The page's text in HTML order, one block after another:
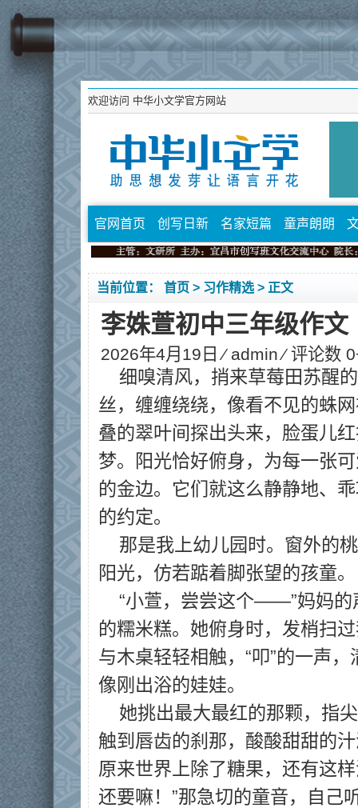
欢迎访问 中华小文学官方网站
官网首页 创写日新 名家短篇 童声朗朗
当前位置： 首页 > 习作精选 > 正文
李姝萱初中三年级作文
2026年4月19日 ⁄ admin⁄ 评论数
细嗅清风，捎来草莓田苏醒
丝，缠缠绕绕，像看不见的蛛
叠的翠叶间探出头来，脸蛋儿
梦。阳光恰好俯身，为每一张
的金边。它们就这么静静地、
的约定。
那是我上幼儿园时。窗外的
阳光，仿若踮着脚张望的孩童。
“小萱，尝尝这个——”妈妈的
的糯米糕。她俯身时，发梢扫
与木桌轻轻相触，“叩”的一声
像刚出浴的娃娃。
她挑出最大最红的那颗，指
触到唇齿的刹那，酸酸甜甜的
原来世界上除了糖果，还有这
还要嘛！”那急切的童音，自己